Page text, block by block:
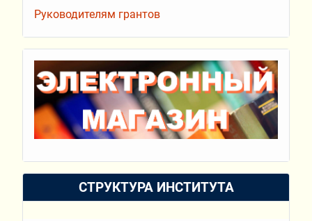
Руководителям грантов
СТРУКТУРА ИНСТИТУТА